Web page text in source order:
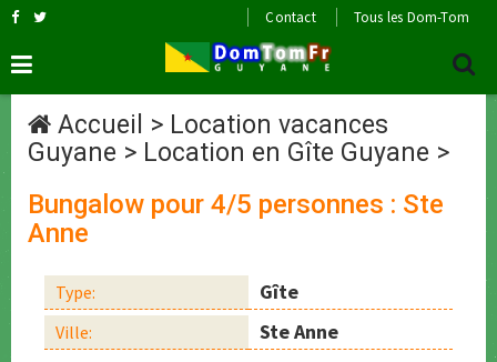
Contact Tous les Dom-Tom
Accueil > Location vacances
Guyane > Location en Gîte Guyane >
Bungalow pour 4/5 personnes : Ste
Anne
Type: Gîte
Ville: Ste Anne